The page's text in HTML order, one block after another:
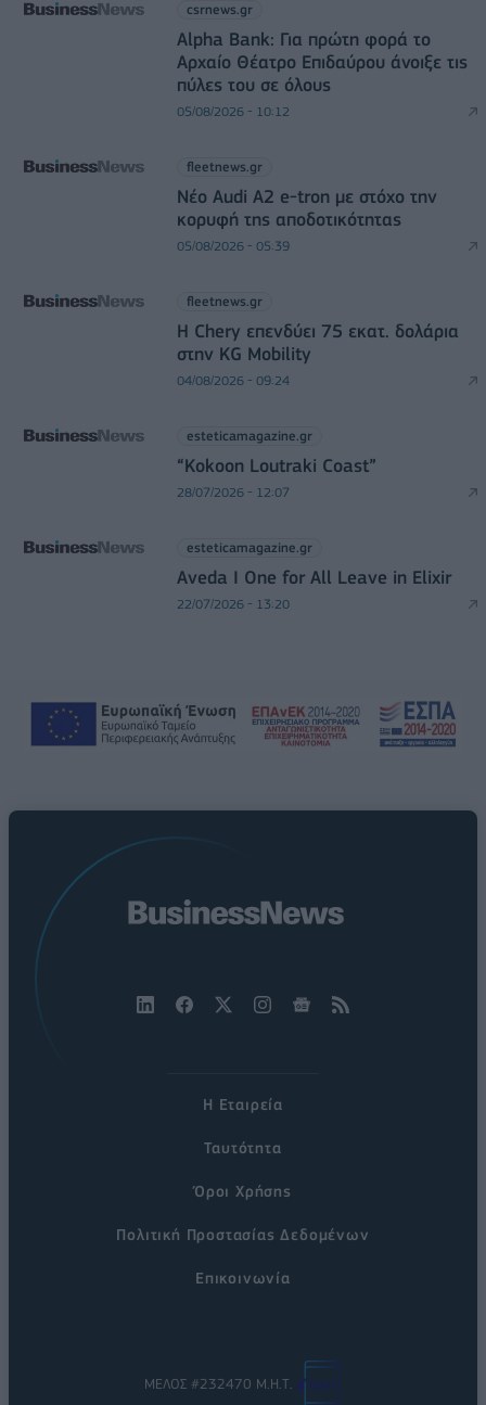
csrnews.gr
Alpha Bank: Για πρώτη φορά το
Αρχαίο Θέατρο Επιδαύρου άνοιξε τις
πύλες του σε όλους
05/08/2026 - 10:12
fleetnews.gr
Νέο Audi A2 e-tron με στόχο την
κορυφή της αποδοτικότητας
05/08/2026 - 05:39
fleetnews.gr
Η Chery επενδύει 75 εκατ. δολάρια
στην KG Mobility
04/08/2026 - 09:24
esteticamagazine.gr
“Kokoon Loutraki Coast”
28/07/2026 - 12:07
esteticamagazine.gr
Aveda I One for All Leave in Elixir
22/07/2026 - 13:20
Η Εταιρεία
Ταυτότητα
Όροι Χρήσης
Πολιτική Προστασίας Δεδομένων
Επικοινωνία
ΜΕΛΟΣ #232470 Μ.Η.Τ.